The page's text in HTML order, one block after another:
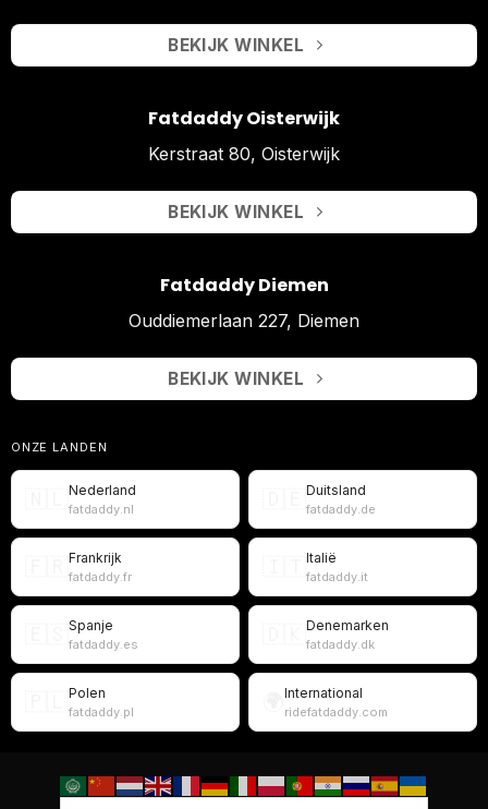
BEKIJK WINKEL
Fatdaddy Oisterwijk
Kerstraat 80, Oisterwijk
BEKIJK WINKEL
Fatdaddy Diemen
Ouddiemerlaan 227, Diemen
BEKIJK WINKEL
ONZE LANDEN
Nederland
fatdaddy.nl
Duitsland
fatdaddy.de
Frankrijk
fatdaddy.fr
Italië
fatdaddy.it
Spanje
fatdaddy.es
Denemarken
fatdaddy.dk
Polen
fatdaddy.pl
International
ridefatdaddy.com